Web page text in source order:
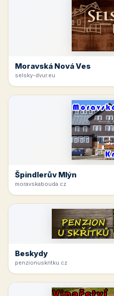
Moravská Nová Ves
selsky-dvur.eu
Špindlerův Mlýn
moravskabouda.cz
Beskydy
penzionuskritku.cz